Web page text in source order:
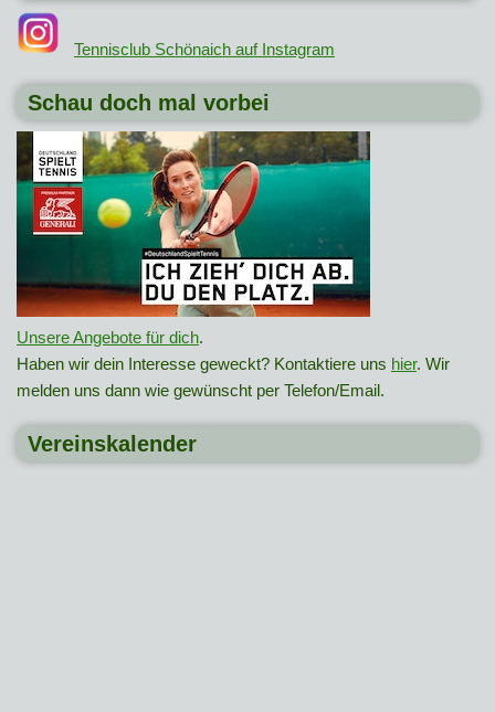
Tennisclub Schönaich auf Instagram
Schau doch mal vorbei
Unsere Angebote für dich.
Haben wir dein Interesse geweckt? Kontaktiere uns hier. Wir
melden uns dann wie gewünscht per Telefon/Email.
Vereinskalender